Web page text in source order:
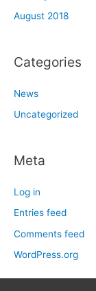
August 2018
Categories
News
Uncategorized
Meta
Log in
Entries feed
Comments feed
WordPress.org